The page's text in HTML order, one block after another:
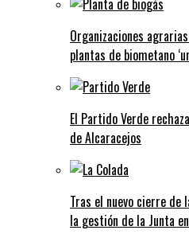
Organizaciones
plantas de biometano
El Partido Verde
de Alcaracejos
Tras el nuevo cierre de
la gestión de la Junta